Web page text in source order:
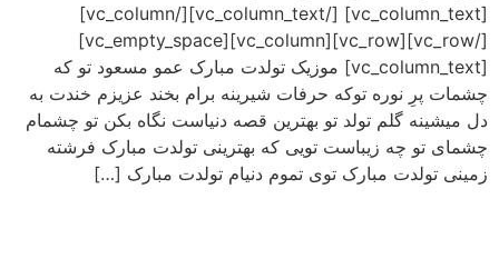
[vc_column_text] [/vc_column_text][/vc_column]
[/vc_row][vc_row][vc_column][vc_empty_space]
[vc_column_text] موزیک تولدت مبارک عمو مسعود تو که
چشمات پرِ نوره توکه حرفات شیرینه برام بخند عزیزم خندت به
دل میشینه گلم تولد تو بهترین قصه دنیاست نگاه بکن تو چشمام
چشمای تو چه زیباست تویی که بهترینی تولدت مبارک فرشته
زمینی تولدت مبارک توی تموم دنیام تولدت مبارک […]